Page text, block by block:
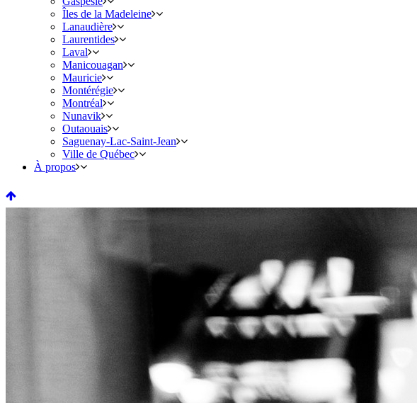
Îles de la Madeleine
Lanaudière
Laurentides
Laval
Manicouagan
Mauricie
Montérégie
Montréal
Nunavik
Outaouais
Saguenay-Lac-Saint-Jean
Ville de Québec
À propos